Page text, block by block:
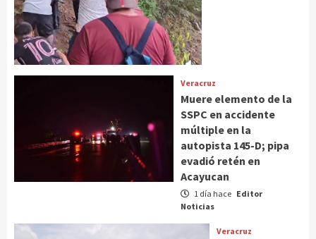
Veracruz
Muere elemento de la
SSPC en accidente
múltiple en la
autopista 145-D; pipa
evadió retén en
Acayucan
1 día hace Editor
Noticias
Veracruz